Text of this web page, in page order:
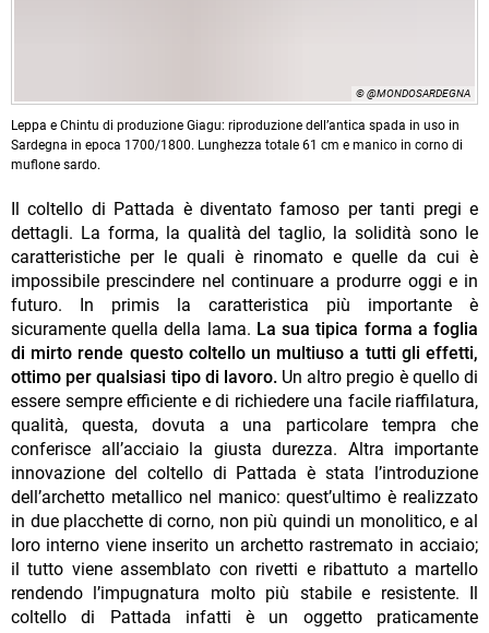
© @MONDOSARDEGNA
Leppa e Chintu di produzione Giagu: riproduzione dell’antica spada in uso in
Sardegna in epoca 1700/1800. Lunghezza totale 61 cm e manico in corno di
muflone sardo.
Il coltello di Pattada è diventato famoso per tanti pregi e
dettagli. La forma, la qualità del taglio, la solidità sono le
caratteristiche per le quali è rinomato e quelle da cui è
impossibile prescindere nel continuare a produrre oggi e in
futuro. In primis la caratteristica più importante è
sicuramente quella della lama. La sua tipica forma a foglia
di mirto rende questo coltello un multiuso a tutti gli effetti,
ottimo per qualsiasi tipo di lavoro.Un altro pregio è quello di
essere sempre efficiente e di richiedere una facile riaffilatura,
qualità, questa, dovuta a una particolare tempra che
conferisce all’acciaio la giusta durezza. Altra importante
innovazione del coltello di Pattada è stata l’introduzione
dell’archetto metallico nel manico: quest’ultimo è realizzato
in due placchette di corno, non più quindi un monolitico, e al
loro interno viene inserito un archetto rastremato in acciaio;
il tutto viene assemblato con rivetti e ribattuto a martello
rendendo l’impugnatura molto più stabile e resistente. Il
coltello di Pattada infatti è un oggetto praticamente